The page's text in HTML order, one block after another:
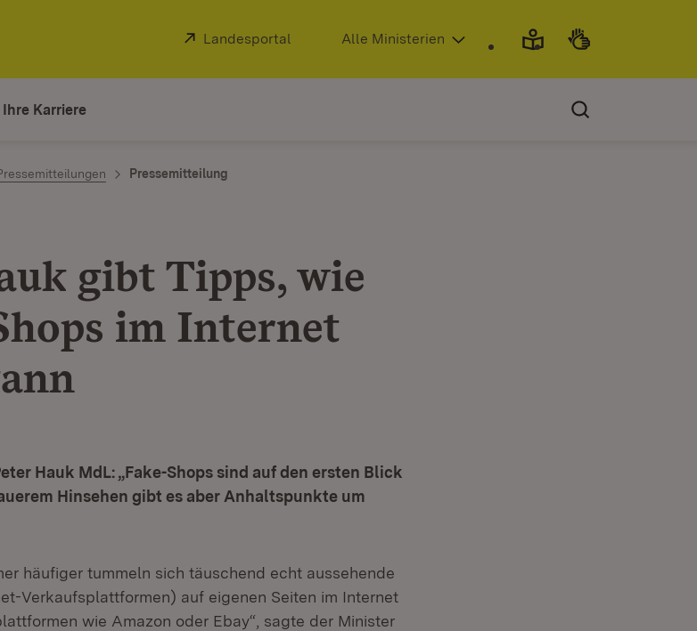
Extern:
Landesportal (Öffnet in neuem Fenster)
Alle Ministerien
Ihre Karriere
Pressemitteilung
gibt Tipps, wie
im Internet
Hauk MdL: „Fake-Shops sind auf den ersten Blick
Hinsehen gibt es aber Anhaltspunkte um
häufiger tummeln sich täuschend echt aussehende
Verkaufsplattformen) auf eigenen Seiten im Internet
wie Amazon oder Ebay“, sagte der Minister